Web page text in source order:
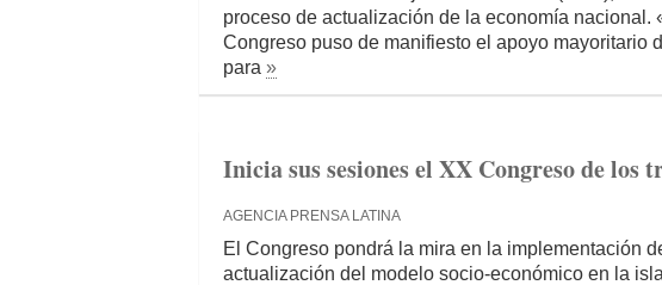
proceso de actualización de la economía nacional.
Congreso puso de manifiesto el apoyo mayoritario
para »
Inicia sus sesiones el XX Congreso de los
AGENCIA PRENSA LATINA
El Congreso pondrá la mira en la implementación
actualización del modelo socio-económico en la